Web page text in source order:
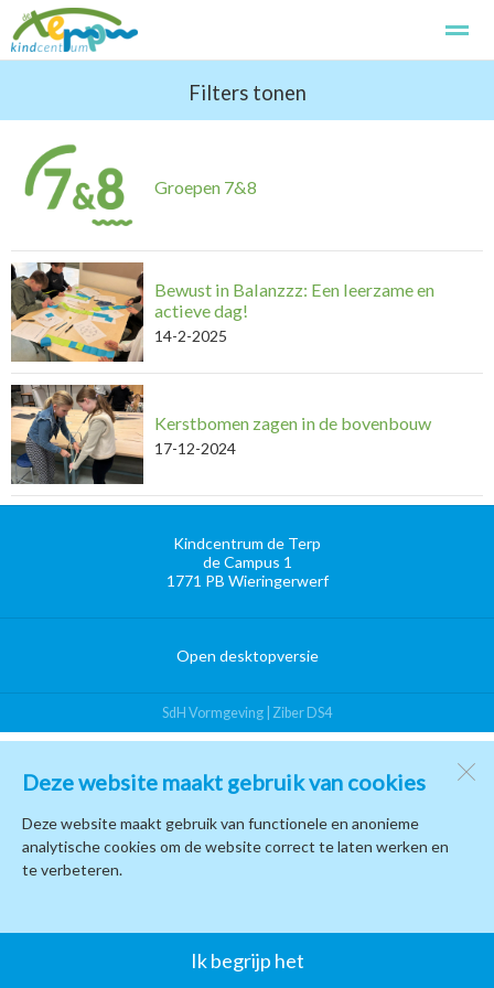
Kennismaken
Home
Deze website maakt gebruik van cookies
Deze website maakt gebruik van functionele en anonieme
analytische cookies om de website correct te laten werken en
te verbeteren.
Ik begrijp het
Filters tonen
Groepen 7&8
Bewust in Balanzzz: Een leerzame en
actieve dag!
14-2-2025
Kerstbomen zagen in de bovenbouw
17-12-2024
Kindcentrum de Terp
de Campus 1
1771 PB Wieringerwerf
Open desktopversie
SdH Vormgeving | Ziber DS4